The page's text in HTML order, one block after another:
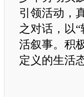
引领活动，
之对话，以
活叙事。积
定义的生活